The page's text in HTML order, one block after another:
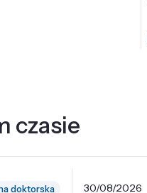
czasie
doktorska 30/08/2026